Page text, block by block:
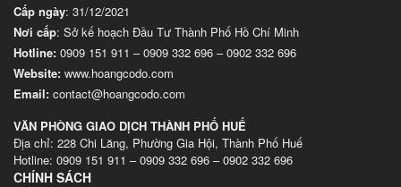
Cấp ngày: 31/12/2021
Nơi cấp: Sở kế hoạch Đầu Tư Thành Phố Hồ Chí Minh
Hotline: 0909 151 911 –0909 332 696 –0902 332 696
Website: www.hoangcodo.com
Email: contact@hoangcodo.com
VĂN PHÒNG GIAO DỊCH THÀNH PHỐ HUẾ
Địa chỉ: 228 Chi Lăng, Phường Gia Hội, Thành Phố Huế
Hotline: 0909 151 911 – 0909 332 696 – 0902 332 696
CHÍNH SÁCH